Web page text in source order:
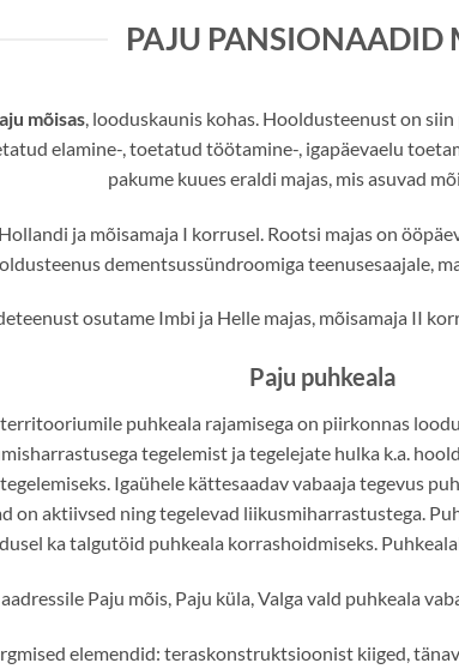
PAJU PANSIONAADID
mõisas, looduskaunis kohas. Hooldusteenust on
elamine-, toetatud töötamine-, igapäevaelu
pakume kuues eraldi majas, mis asuvad
ja mõisamaja I korrusel. Rootsi majas on
dementsussündroomiga teenusesaajale,
osutame Imbi ja Helle majas, mõisamaja II
Paju puhkeala
puhkeala rajamisega on piirkonnas
tegelemist ja tegelejate hulka k.a.
Igaühele kättesaadav vabaaja tegevus
on aktiivsed ning tegelevad liikusmiharrastustega.
ka talgutöid puhkeala korrashoidmiseks.
Paju mõis, Paju küla, Valga vald puhkeala
elemendid: teraskonstruktsioonist kiiged,